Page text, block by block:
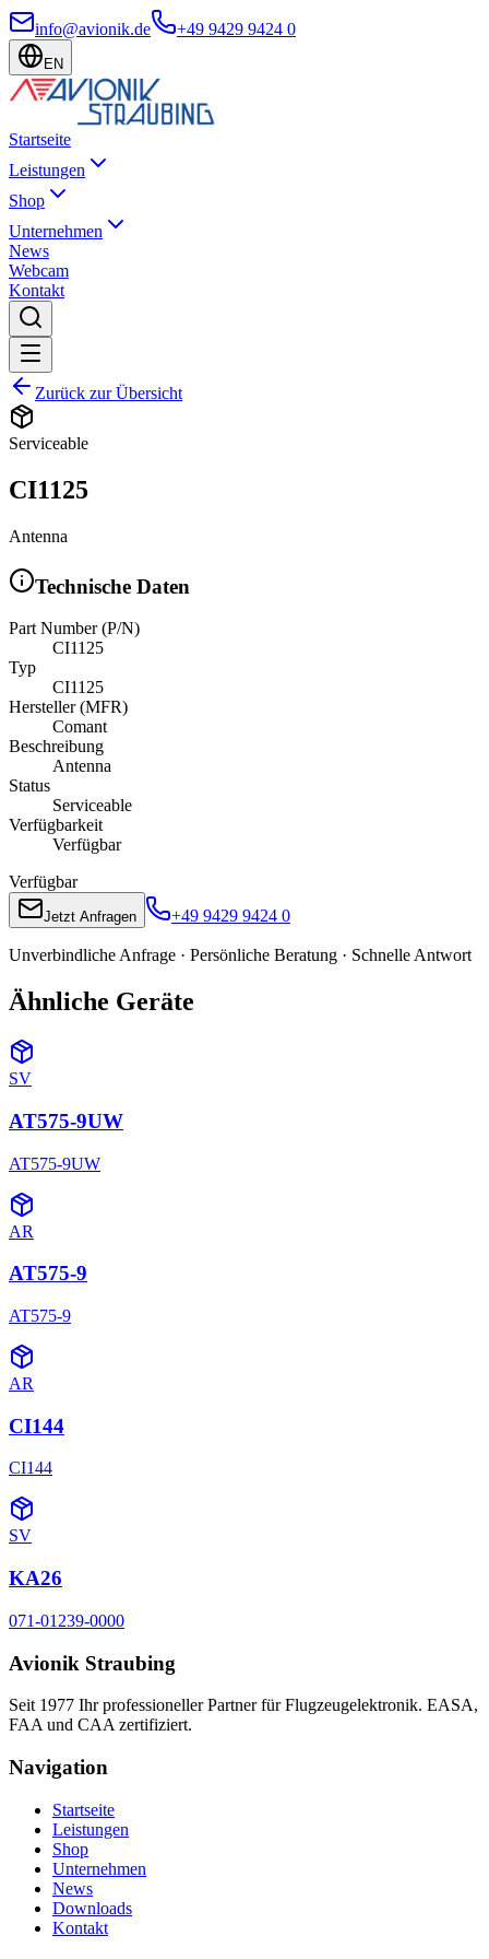
info@avionik.de +49 9429 9424 0
EN
Startseite
Leistungen
Shop
Unternehmen
News
Webcam
Kontakt
Zurück zur Übersicht
Serviceable
CI1125
Antenna
Technische Daten
Part Number (P/N)
CI1125
Typ
CI1125
Hersteller (MFR)
Comant
Beschreibung
Antenna
Status
Serviceable
Verfügbarkeit
Verfügbar
Verfügbar
Jetzt Anfragen +49 9429 9424 0
Unverbindliche Anfrage · Persönliche Beratung · Schnelle Antwort
Ähnliche Geräte
SV
AT575-9UW
AT575-9UW
AR
AT575-9
AT575-9
AR
CI144
CI144
SV
KA26
071-01239-0000
Avionik Straubing
Seit 1977 Ihr professioneller Partner für Flugzeugelektronik. EASA,
FAA und CAA zertifiziert.
Navigation
Startseite
Leistungen
Shop
Unternehmen
News
Downloads
Kontakt